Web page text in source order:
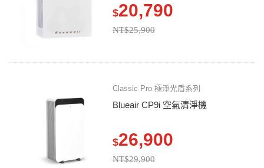
$20,790
NT$25,900
Classic Pro 極淨光盾系列
Blueair CP9i 空氣清淨機
$26,900
NT$29,900